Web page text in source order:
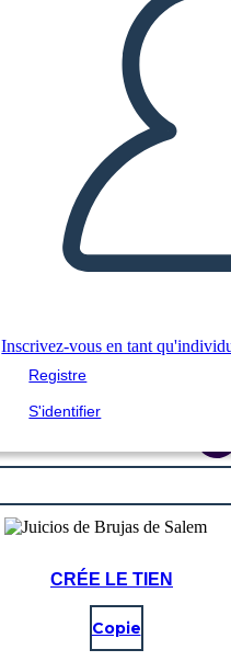
Inscrivez-vous en tant
Registre
S'identifier
LIS-MOI
CRÉE LE TIEN
Copie